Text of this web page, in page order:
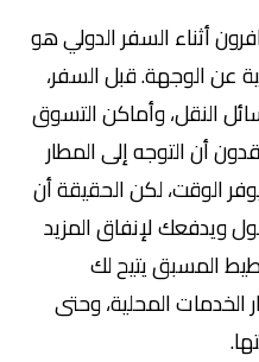
أثناء السفر الدولي هو
عن الوجهة. قبل السفر،
النقل، وأماكن التسوق
أن التوجه إلى المطار
الوقت، لكن الحقيقة أن
ويدفعك لإنفاق المزيد
المسبق يتيح لك
الخدمات المحلية، وحتى